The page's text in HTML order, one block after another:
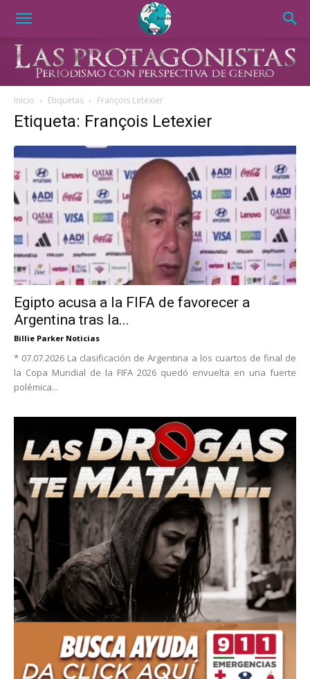
Inicio Etiquetas François Letexier
Etiqueta: François Letexier
Egipto acusa a la FIFA de favorecer a
Argentina tras la...
Billie Parker Noticias
* 07.07.2026 La clasificación de Argentina a los cuartos de final de
la Copa Mundial de la FIFA 2026 quedó envuelta en una fuerte
polémica...